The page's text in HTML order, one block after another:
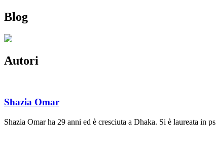
Blog
Autori
Shazia Omar
Shazia Omar ha 29 anni ed è cresciuta a Dhaka. Si è laureata in